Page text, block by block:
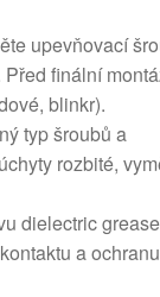
upevňovací
finální
blinkr).
typ šroubů a
rozbité,
dielectric
a